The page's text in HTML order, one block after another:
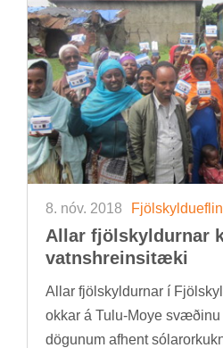
8. nóv. 2018
All­ar fjöl­skyld­urn­ar
vatns­hreinsi­tæki
All­ar fjöl­skyld­urn­ar í
okk­ar á Tulu-Moye
dög­un­um af­hent